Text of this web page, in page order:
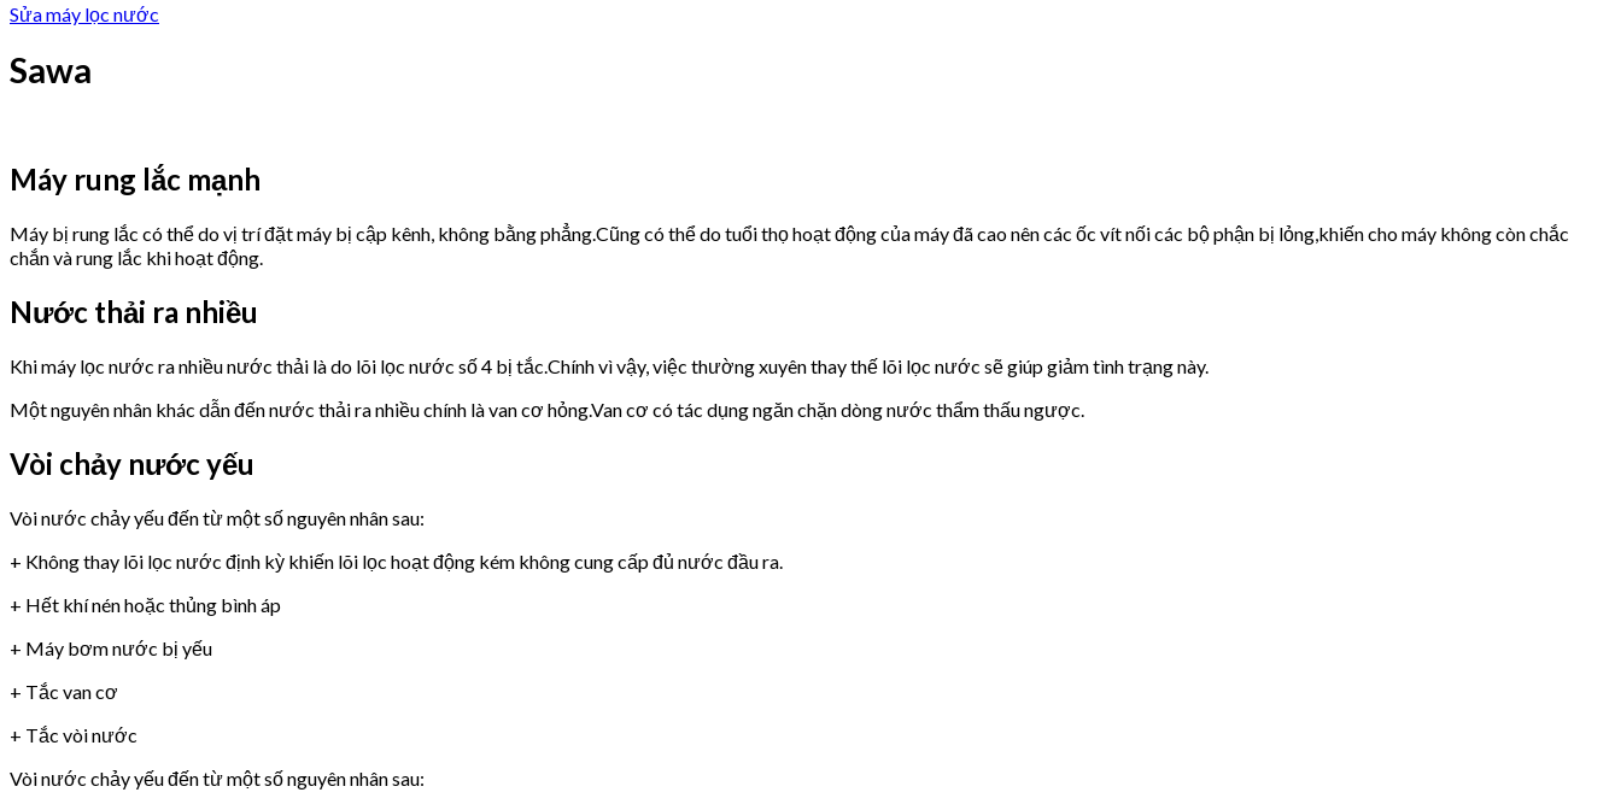
Sửa máy lọc nước
Sawa
Máy rung lắc mạnh
Máy bị rung lắc có thể do vị trí đặt máy bị cập kênh, không bằng phẳng.Cũng có thể do tuổi thọ hoạt động của máy đã cao nên các ốc vít nối các bộ phận bị lỏng,khiến cho máy không còn chắc
chắn và rung lắc khi hoạt động.
Nước thải ra nhiều
Khi máy lọc nước ra nhiều nước thải là do lõi lọc nước số 4 bị tắc.Chính vì vậy, việc thường xuyên thay thế lõi lọc nước sẽ giúp giảm tình trạng này.
Một nguyên nhân khác dẫn đến nước thải ra nhiều chính là van cơ hỏng.Van cơ có tác dụng ngăn chặn dòng nước thẩm thấu ngược.
Vòi chảy nước yếu
Vòi nước chảy yếu đến từ một số nguyên nhân sau:
+ Không thay lõi lọc nước định kỳ khiến lõi lọc hoạt động kém không cung cấp đủ nước đầu ra.
+ Hết khí nén hoặc thủng bình áp
+ Máy bơm nước bị yếu
+ Tắc van cơ
+ Tắc vòi nước
Vòi nước chảy yếu đến từ một số nguyên nhân sau: